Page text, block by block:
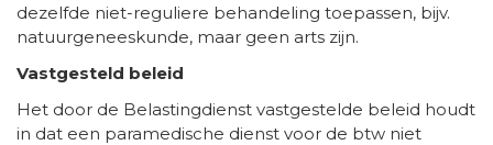
dezelfde niet-reguliere behandeling toepassen, bijv.
natuurgeneeskunde, maar geen arts zijn.
Vastgesteld beleid
Het door de Belastingdienst vastgestelde beleid houdt
in dat een paramedische dienst voor de btw niet